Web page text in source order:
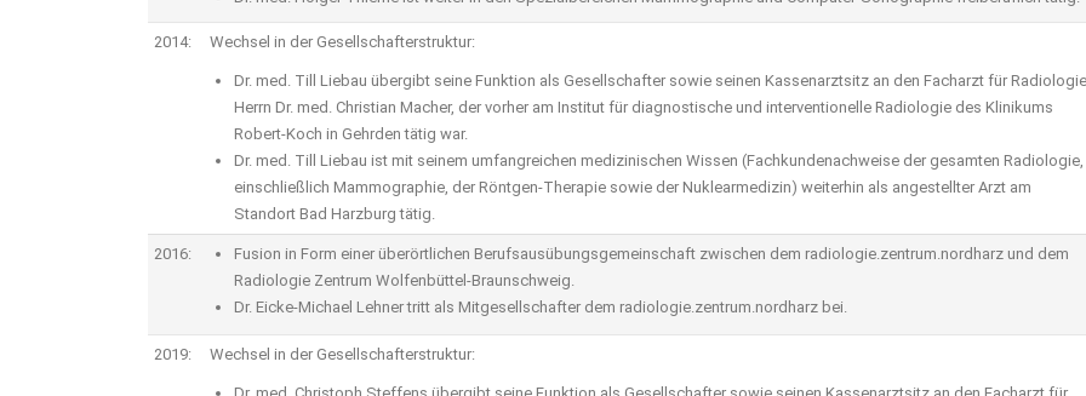
2014: Wechsel in der Gesellschafterstruktur:
Dr. med. Till Liebau übergibt seine Funktion als Gesellschafter sowie seinen Kassenarztsitz an den Facharzt für
Herrn Dr. med. Christian Macher, der vorher am Institut für diagnostische und interventionelle Radiologie des Klinikums
Robert-Koch in Gehrden tätig war.
Dr. med. Till Liebau ist mit seinem umfangreichen medizinischen Wissen (Fachkundenachweise der gesamten Radiologie,
einschließlich Mammographie, der Röntgen-Therapie sowie der Nuklearmedizin) weiterhin als angestellter Arzt am
Standort Bad Harzburg tätig.
2016:
Fusion in Form einer überörtlichen Berufsausübungsgemeinschaft zwischen dem radiologie.zentrum.nordharz und dem
Radiologie Zentrum Wolfenbüttel-Braunschweig.
Dr. Eicke-Michael Lehner tritt als Mitgesellschafter dem radiologie.zentrum.nordharz bei.
2019: Wechsel in der Gesellschafterstruktur: